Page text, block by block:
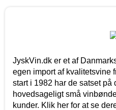
JyskVin.dk er et af
egen import af kvalitetsvine
start i 1982 har de satset på
hovedsageligt små
kunder. Klik her for at se